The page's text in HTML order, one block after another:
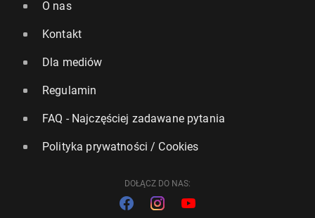
O nas
Kontakt
Dla mediów
Regulamin
FAQ - Najczęściej zadawane pytania
Polityka prywatności / Cookies
DOŁĄCZ DO NAS: